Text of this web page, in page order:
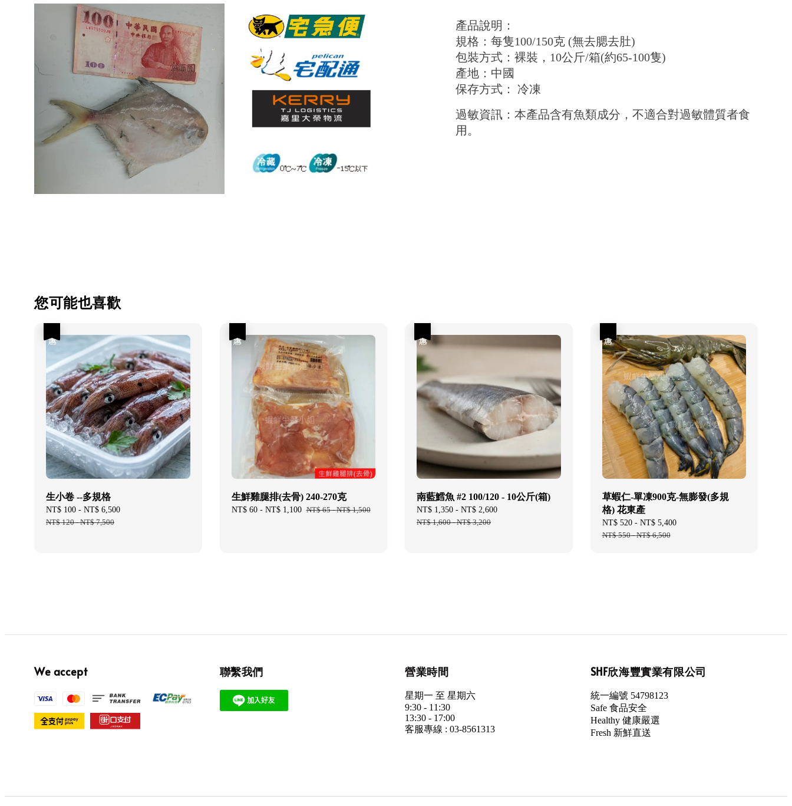
產品說明：
規格：每隻100/150克 (無去腮去肚)
包裝方式：裸裝，10公斤/箱(約65-100隻)
產地：中國
保存方式： 冷凍
過敏資訊：本產品含有魚類成分，不適合對過敏體質者食
用。
您可能也喜歡
生小卷 --多規格
Sale
price
NT$ 100 - NT$ 6,500
NT$ 120-NT$ 7,500
生鮮雞腿排(去骨) 240-270克
Sale
NT$ 60- NT$ 1,100 Regular
NT$ 65-NT$ 1,500
南藍鱈魚 #2 100/120 - 10公斤(箱)
Sale
price
NT$ 1,350 - NT$ 2,600
NT$ 1,600-NT$ 3,200
草蝦仁-單凍900克-無膨發(多規
格) 花東產
Sale
price
NT$ 520- NT$ 5,400
NT$ 550-NT$ 6,500
We accept 聯繫我們 營業時間
星期一 至 星期六
9:30 - 11:30
13:30 - 17:00
客服專線 : 03-8561313
SHF欣海豐實業有限公司
統一編號 54798123
Safe 食品安全
Healthy 健康嚴選
Fresh 新鮮直送